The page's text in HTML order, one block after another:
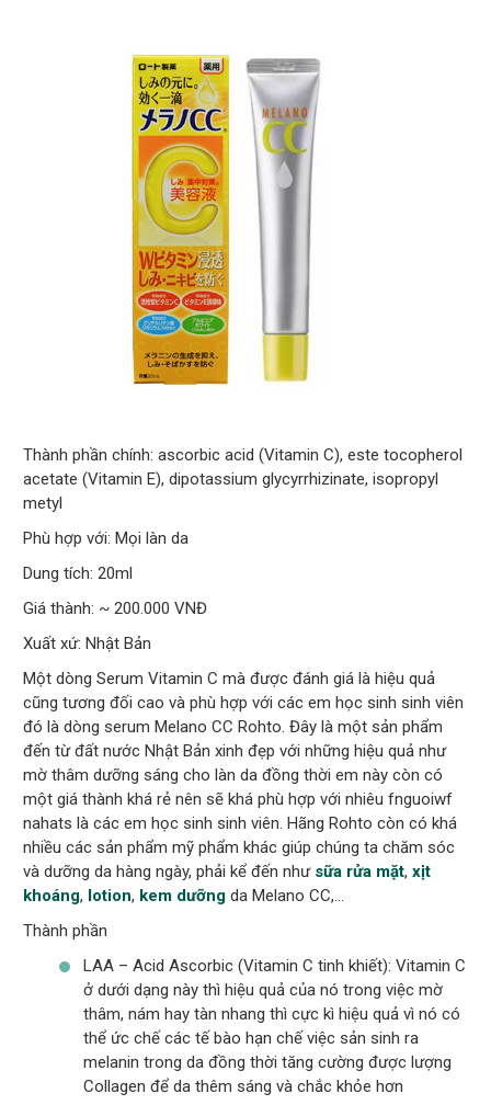
Thành phần chính: ascorbic acid (Vitamin C), este tocopherol
acetate (Vitamin E), dipotassium glycyrrhizinate, isopropyl
metyl
Phù hợp với: Mọi làn da
Dung tích: 20ml
Giá thành: ~ 200.000 VNĐ
Xuất xứ: Nhật Bản
Một dòng Serum Vitamin C mà được đánh giá là hiệu quả
cũng tương đối cao và phù hợp với các em học sinh sinh viên
đó là dòng serum Melano CC Rohto. Đây là một sản phẩm
đến từ đất nước Nhật Bản xinh đẹp với những hiệu quả như
mờ thâm dưỡng sáng cho làn da đồng thời em này còn có
một giá thành khá rẻ nên sẽ khá phù hợp với nhiêu fnguoiwf
nahats là các em học sinh sinh viên. Hãng Rohto còn có khá
nhiều các sản phẩm mỹ phẩm khác giúp chúng ta chăm sóc
và dưỡng da hàng ngày, phải kể đến như sữa rửa mặt,xịt
khoáng, lotion, kem dưỡng da Melano CC,…
Thành phần
LAA – Acid Ascorbic (Vitamin C tinh khiết): Vitamin C
ở dưới dạng này thì hiệu quả của nó trong việc mờ
thâm, nám hay tàn nhang thì cực kì hiệu quả vì nó có
thể ức chế các tế bào hạn chế việc sản sinh ra
melanin trong da đồng thời tăng cường được lượng
Collagen để da thêm sáng và chắc khỏe hơn